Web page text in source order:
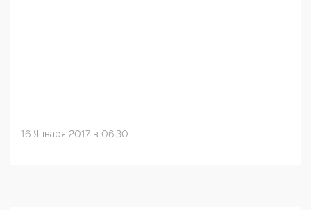
16 Января 2017 в 06:30